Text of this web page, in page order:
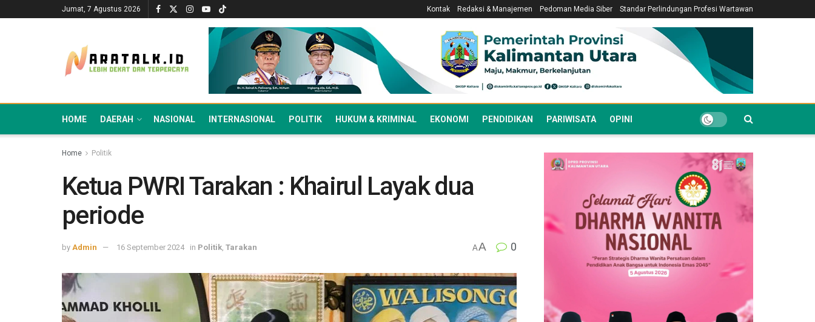
Jumat, 7 Agustus 2026 Kontak Redaksi & Manajemen Pedoman Media Siber Standar Perlindungan Profesi Wartawan
HOME DAERAH NASIONAL INTERNASIONAL POLITIK HUKUM & KRIMINAL EKONOMI PENDIDIKAN PARIWISATA OPINI
Home Politik
Ketua PWRI Tarakan : Khairul Layak dua
periode
by Admin 16 September 2024 in Politik Tarakan AA 0